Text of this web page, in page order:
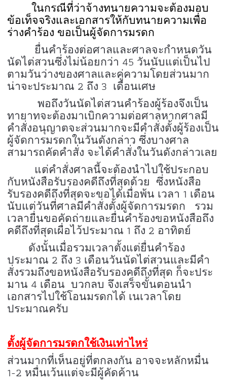
ในกรณีที่ว่าจ้างทนายความจะต้องมอบ
ข้อเท็จจริงและเอกสารให้กับทนายความเพื่อ
ร่างคำร้อง ขอเป็นผู้จัดการมรดก
ยื่นคำร้องต่อศาลและศาลจะกำหนดวัน
นัดไต่สวนซึ่งไม่น้อยกว่า 45 วันนับแต่เป็นไป
ตามวันว่างของศาลและคู่ความโดยส่วนมาก
น่าจะประมาณ 2 ถึง 3 เดือนเศษ
พอถึงวันนัดไต่สวนคำร้องผู้ร้องจึงเป็น
ทายาทจะต้องมาเบิกความต่อศาลหากศาลมี
คำสั่งอนุญาตจะส่วนมากจะมีคำสั่งตั้งผู้ร้องเป็น
ผู้จัดการมรดกในวันดังกล่าว ซึ่งบางศาล
สามารถคัดคำสั่ง จะได้คำสั่งในวันดังกล่าวเลย
แต่คำสั่งศาลนี้จะต้องนำไปใช้ประกอบ
กับหนังสือรับรองคดีถึงที่สุดด้วย ซึ่งหนังสือ
รับรองคดีถึงที่สุดจะขอได้เมื่อพ้น เวลา 1 เดือน
นับแต่วันที่ศาลมีคำสั่งตั้งผู้จัดการมรดก
รวม
เวลายื่นขอคัดถ่ายและยื่นคำร้องขอหนังสือถึง
คดีถึงที่สุดเผื่อไว้ประมาณ 1 ถึง 2 อาทิตย์
ดังนั้นเมื่อรวมเวลาตั้งแต่ยื่นคำร้อง
ประมาณ 2 ถึง 3 เดือนวันนัดไต่สวนและมีคำ
สั่งรวมถึงขอหนังสือรับรองคดีถึงที่สุด ก็จะประ
มาน 4 เดือน บวกลบ จึงเสร็จขั้นตอนนำ
เอกสารไปใช้โอนมรดกได้ เนเวลาโดย
ประมาณครับ
ตั้งผู้จัดการมรดกใช้เงินเท่าไหร่
ส่วนมากที่เห็นอยู่ที่ตกลงกัน อาจจะหลักหมื่น
1-2 หมื่นเว้นแต่จะมีผู้คัดค้าน